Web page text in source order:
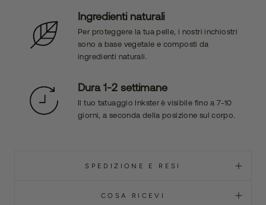
Ingredienti naturali
Per proteggere la tua pelle, i nostri inchiostri
sono a base vegetale e composti da
ingredienti naturali.
Dura 1-2 settimane
Il tuo tatuaggio Inkster è visibile fino a 7-10
giorni, a seconda della posizione sul corpo.
SPEDIZIONE E RESI
COSA RICEVI